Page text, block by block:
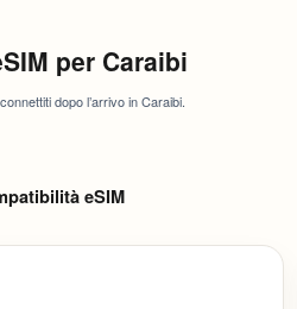
per Caraibi
dopo l’arrivo in Caraibi.
eSIM